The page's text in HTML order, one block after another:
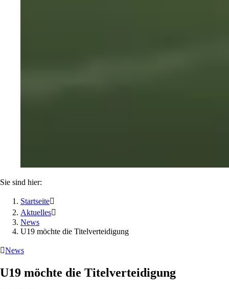
Sie sind hier:
Startseite
Aktuelles
News
U19 möchte die Titelverteidigung
News
U19 möchte die Titelverteidigung